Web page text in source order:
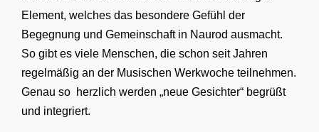
Element, welches das besondere Gefühl der
Begegnung und Gemeinschaft in Naurod ausmacht.
So gibt es viele Menschen, die schon seit Jahren
regelmäßig an der Musischen Werkwoche teilnehmen.
Genau so herzlich werden „neue Gesichter“ begrüßt
und integriert.